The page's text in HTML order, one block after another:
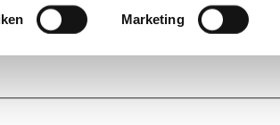
Marketing
mit Ihrem Wissen anderen weiter.